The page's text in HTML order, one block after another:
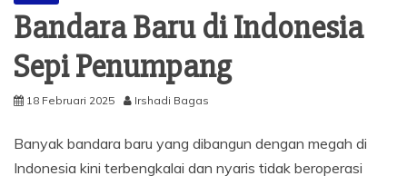
Bandara Baru di Indonesia
Sepi Penumpang
18 Februari 2025 Irshadi Bagas
Banyak bandara baru yang dibangun dengan megah di
Indonesia kini terbengkalai dan nyaris tidak beroperasi